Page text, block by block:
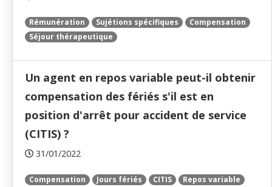
Rémunération Sujétions spécifiques
Compensation
Séjour thérapeutique
Un agent en repos variable peut-il obtenir
compensation des fériés s'il est en
position d'arrêt pour accident de service
(CITIS) ?
31/01/2022
Compensation Jours fériés CITIS Repos variable